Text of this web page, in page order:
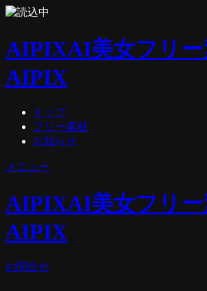
AIPIXAI美女フリ
AIPIX
トップ
フリー素材
お知らせ
メニュー
AIPIXAI美女フリ
AIPIX
お問合せ